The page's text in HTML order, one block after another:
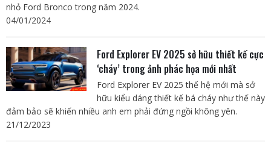
nhỏ Ford Bronco trong năm 2024.
04/01/2024
Ford Explorer EV 2025 sở hữu thiết kế cực
‘cháy’ trong ảnh phác họa mới nhất
Ford Explorer EV 2025 thế hệ mới mà sở
hữu kiểu dáng thiết kế bá cháy như thế này
đảm bảo sẽ khiến nhiều anh em phải đứng ngồi không yên.
21/12/2023